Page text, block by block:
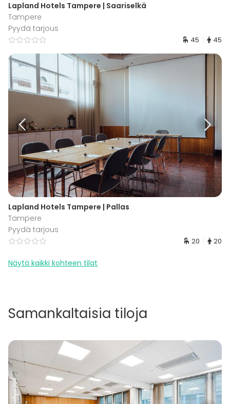
Lapland Hotels Tampere | Saariselkä
Tampere
Pyydä tarjous
45 45
Lapland Hotels Tampere | Pallas
Tampere
Pyydä tarjous
20 20
Näytä kaikki kohteen tilat
Samankaltaisia tiloja